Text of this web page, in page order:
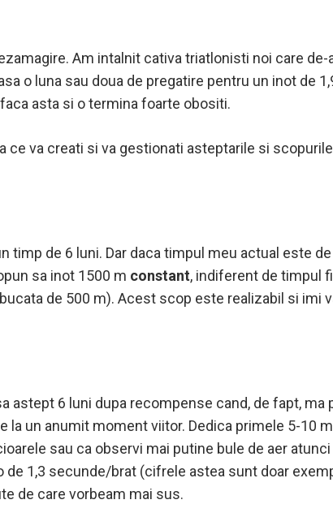
Am intalnit cativa triatlonisti noi care de-
o luna sau doua de pregatire pentru un inot de
asta si o termina foarte obositi.
ce va creati si va gestionati asteptarile si
timp de 6 luni. Dar daca timpul meu actual este
sa inot 1500 m constant, indiferent de timpul
de 500 m). Acest scop este realizabil si imi
astept 6 luni dupa recompense cand, de fapt, ma
un anumit moment viitor. Dedica primele 5-10
sau ca observi mai putine bule de aer atunci
1,3 secunde/brat (cifrele astea sunt doar
de care vorbeam mai sus.